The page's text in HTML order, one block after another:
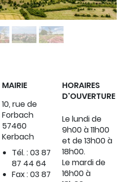
MAIRIE
10, rue de
Forbach
57460
Kerbach
Tél. : 03 87
87 44 64
Fax : 03 87
HORAIRES
D'OUVERTURE
Le lundi de
9h00 à 11h00
et de 13h00 à
18h00.
Le mardi de
16h00 à